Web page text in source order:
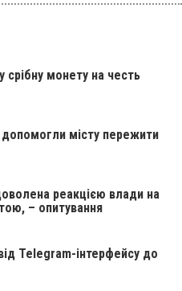
срібну монету на честь
місту пережити
реакцією влади на
– опитування
Telegram-інтерфейсу до